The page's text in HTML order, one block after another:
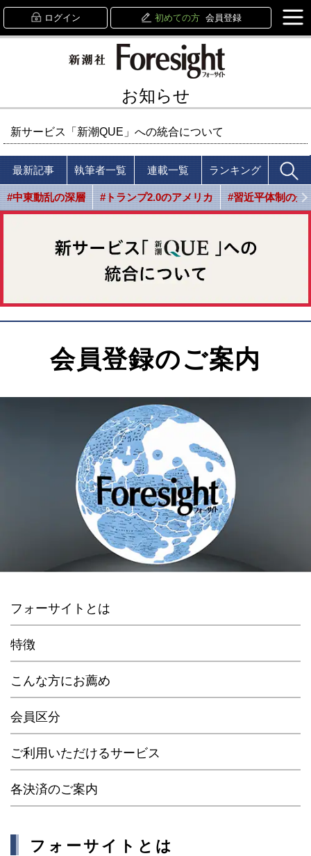
ログイン 初めての方 会員登録
お知らせ
新サービス「新潮QUE」への統合について
最新記事 執筆者一覧 連載一覧 ランキング
#中東動乱の深層 #トランプ2.0のアメリカ #習近平体制の光
会員登録のご案内
フォーサイトとは
特徴
こんな方にお薦め
会員区分
ご利用いただけるサービス
各決済のご案内
フォーサイトとは